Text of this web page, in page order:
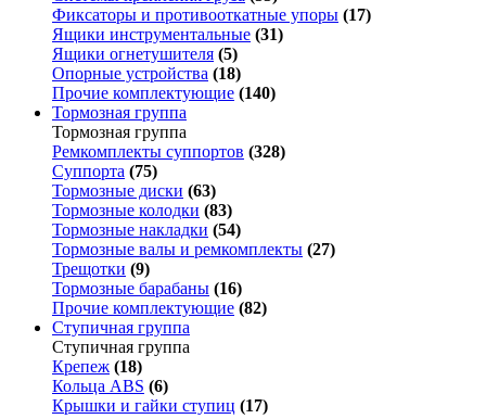
Фиксаторы и противооткатные упоры (17)
Ящики инструментальные (31)
Ящики огнетушителя (5)
Опорные устройства (18)
Прочие комплектующие (140)
Тормозная группа
Тормозная группа
Ремкомплекты суппортов (328)
Суппорта (75)
Тормозные диски (63)
Тормозные колодки (83)
Тормозные накладки (54)
Тормозные валы и ремкомплекты (27)
Трещотки (9)
Тормозные барабаны (16)
Прочие комплектующие (82)
Ступичная группа
Ступичная группа
Крепеж (18)
Кольца ABS (6)
Крышки и гайки ступиц (17)